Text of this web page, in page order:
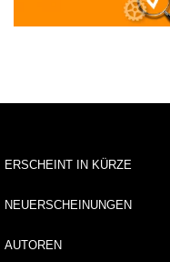
ERSCHEINT IN KÜRZE
NEUERSCHEINUNGEN
AUTOREN